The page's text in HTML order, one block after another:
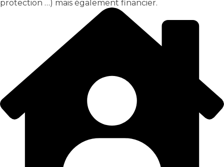
protection …) mais également financier.